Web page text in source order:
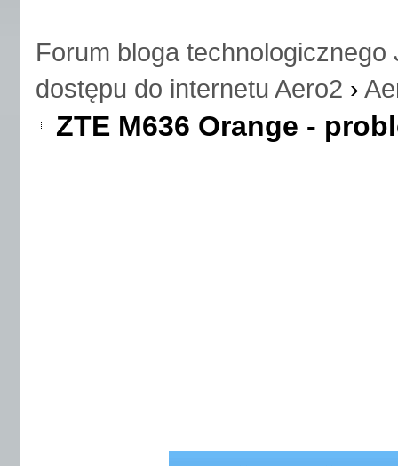
Forum bloga technologicznego
dostępu do internetu Aero2 ›
ZTE M636 Orange -